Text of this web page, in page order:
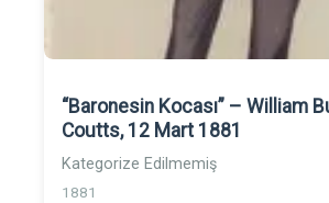
“Baronesin Kocası” – William
Coutts, 12 Mart 1881
Kategorize Edilmemiş
1881